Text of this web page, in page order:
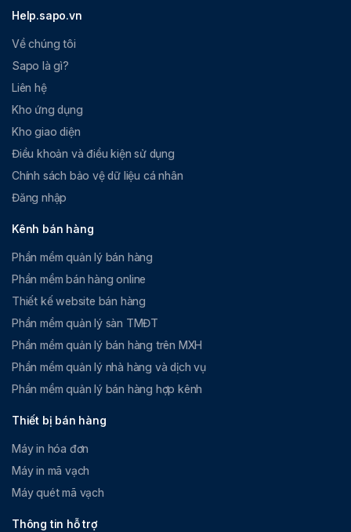
Help.sapo.vn
Về chúng tôi
Sapo là gì?
Liên hệ
Kho ứng dụng
Kho giao diện
Điều khoản và điều kiện sử dụng
Chính sách bảo vệ dữ liệu cá nhân
Đăng nhập
Kênh bán hàng
Phần mềm quản lý bán hàng
Phần mềm bán hàng online
Thiết kế website bán hàng
Phần mềm quản lý sàn TMĐT
Phần mềm quản lý bán hàng trên MXH
Phần mềm quản lý nhà hàng và dịch vụ
Phần mềm quản lý bán hàng hợp kênh
Thiết bị bán hàng
Máy in hóa đơn
Máy in mã vạch
Máy quét mã vạch
Thông tin hỗ trợ